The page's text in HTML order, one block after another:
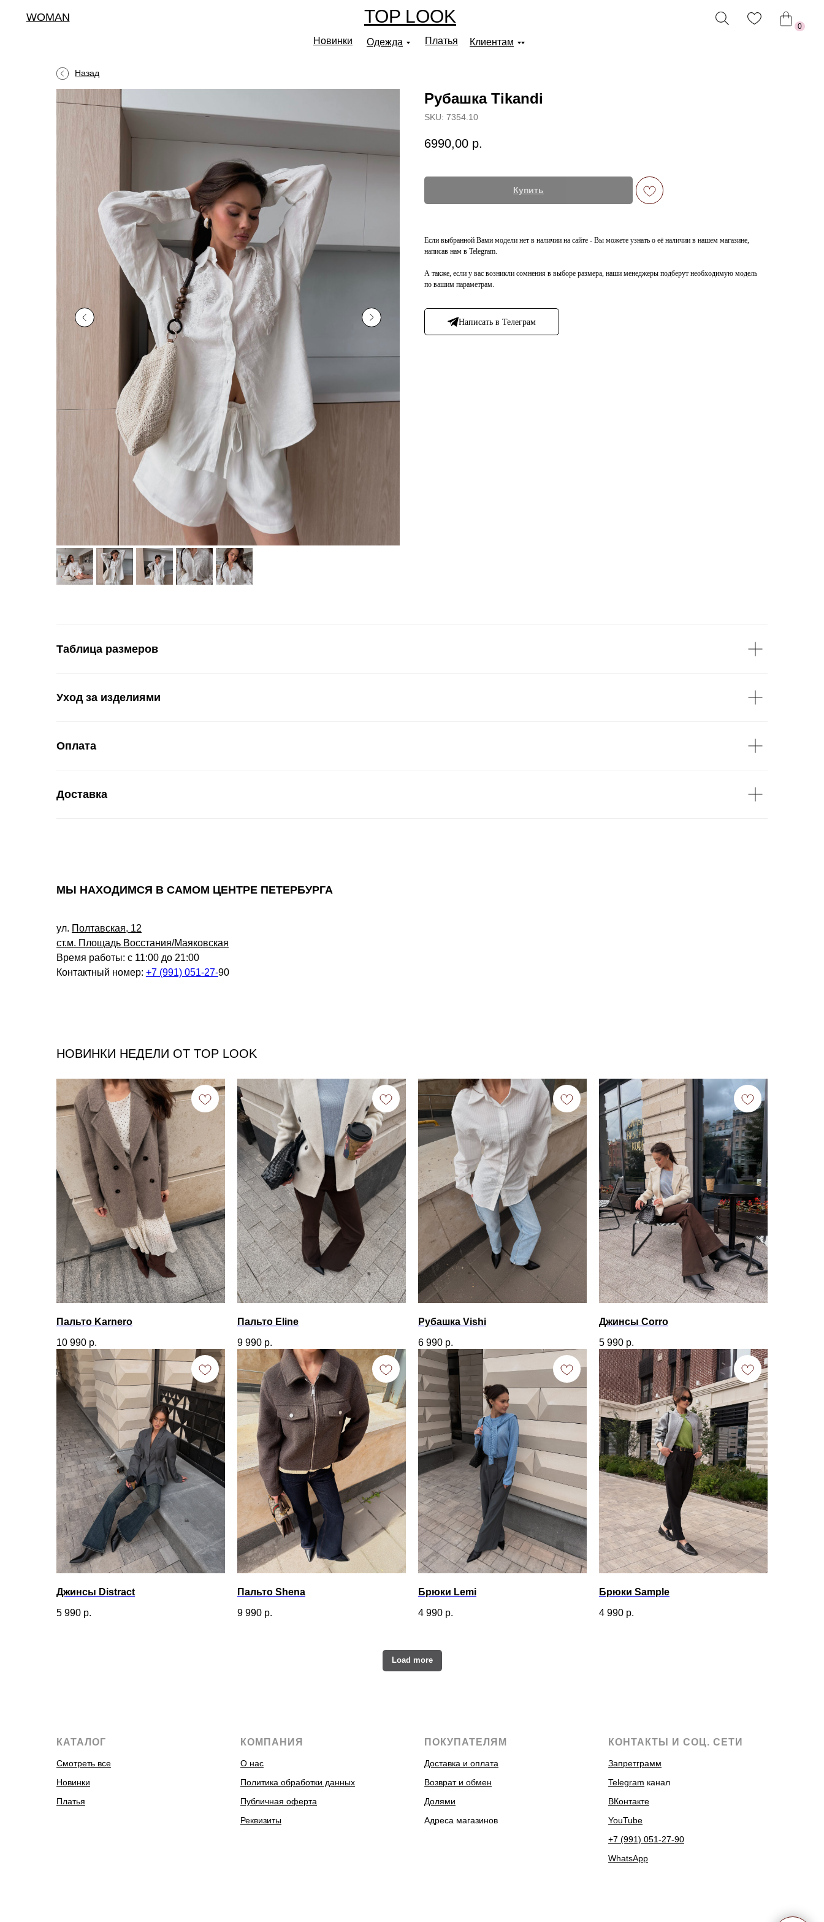
Платья
WOMAN
Новинки Одежда Клиентам
0
TOP LOOK
Назад
Рубашка Tikandi
SKU: 7354.10
6990,00 р.
Купить
Если выбранной Вами модели нет в наличии на сайте - Вы можете узнать о её наличии в нашем магазине,
написав нам в Telegram.
А также, если у вас возникли сомнения в выборе размера, наши менеджеры подберут необходимую модель
по вашим параметрам.
Написать в Телеграм
Таблица размеров
Уход за изделиями
Оплата
Доставка
МЫ НАХОДИМСЯ В САМОМ ЦЕНТРЕ ПЕТЕРБУРГА
ул. Полтавская, 12
ст.м. Площадь Восстания/Маяковская
Время работы: с 11:00 до 21:00
Контактный номер: +7 (991) 051-27-90
НОВИНКИ НЕДЕЛИ ОТ TOP LOOK
Пальто Karnero
10 990 р.
Пальто Eline
9 990 р.
Рубашка Vishi
6 990 р.
Джинсы Corro
5 990 р.
Джинсы Distract
5 990 р.
Пальто Shena
9 990 р.
Брюки Lemi
4 990 р.
Брюки Sample
4 990 р.
Load more
КАТАЛОГ
Смотреть все
Новинки
Платья
КОМПАНИЯ
О нас
Политика обработки данных
Публичная оферта
Реквизиты
ПОКУПАТЕЛЯМ
Доставка и оплата
Возврат и обмен
Долями
Адреса магазинов
КОНТАКТЫ И СОЦ. СЕТИ
Запретграмм
Telegram канал
ВКонтакте
YouTube
+7 (991) 051-27-90
WhatsApp